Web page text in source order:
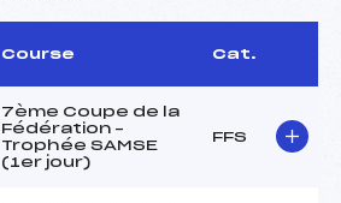
Course Cat.
7ème Coupe de la
Fédération –
Trophée SAMSE
(1er jour)
FFS